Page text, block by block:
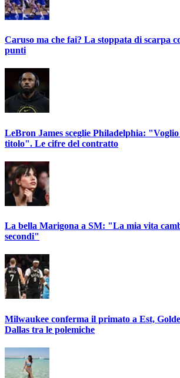
Caruso ma che fai? La stoppata di scarpa
punti
LeBron James sceglie Philadelphia:
titolo". Le cifre del contratto
La bella Marigona a SM: "La mia vita
secondi"
Milwaukee conferma il primato a Est,
Dallas tra le polemiche